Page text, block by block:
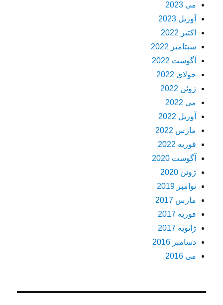
می 2023
آوریل 2023
اکتبر 2022
سپتامبر 2022
آگوست 2022
جولای 2022
ژوئن 2022
می 2022
آوریل 2022
مارس 2022
فوریه 2022
آگوست 2020
ژوئن 2020
نوامبر 2019
مارس 2017
فوریه 2017
ژانویه 2017
دسامبر 2016
می 2016